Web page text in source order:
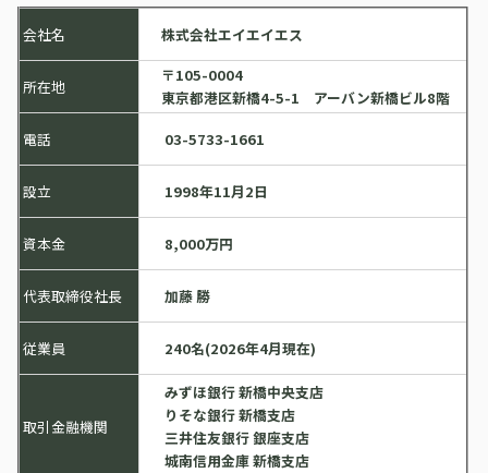
採用情報
会社名 株式会社エイエイエス
所在地
〒105-0004
東京都港区新橋4-5-1 アーバン新橋ビル8階
電話
03-5733-1661
設立 1998年11月2日
資本金 8,000万円
代表取締役社長 加藤 勝
従業員 240名(2026年4月現在)
取引金融機関
みずほ銀行 新橋中央支店
りそな銀行 新橋支店
三井住友銀行 銀座支店
城南信用金庫 新橋支店